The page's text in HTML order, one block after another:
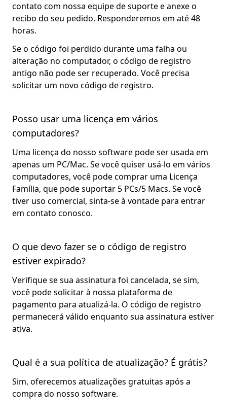
contato com nossa equipe de suporte e anexe o
recibo do seu pedido. Responderemos em até 48
horas.
Se o código foi perdido durante uma falha ou
alteração no computador, o código de registro
antigo não pode ser recuperado. Você precisa
solicitar um novo código de registro.
Posso usar uma licença em vários
computadores?
Uma licença do nosso software pode ser usada em
apenas um PC/Mac. Se você quiser usá-lo em vários
computadores, você pode comprar uma Licença
Família, que pode suportar 5 PCs/5 Macs. Se você
tiver uso comercial, sinta-se à vontade para entrar
em contato conosco.
O que devo fazer se o código de registro
estiver expirado?
Verifique se sua assinatura foi cancelada, se sim,
você pode solicitar à nossa plataforma de
pagamento para atualizá-la. O código de registro
permanecerá válido enquanto sua assinatura estiver
ativa.
Qual é a sua política de atualização? É grátis?
Sim, oferecemos atualizações gratuitas após a
compra do nosso software.